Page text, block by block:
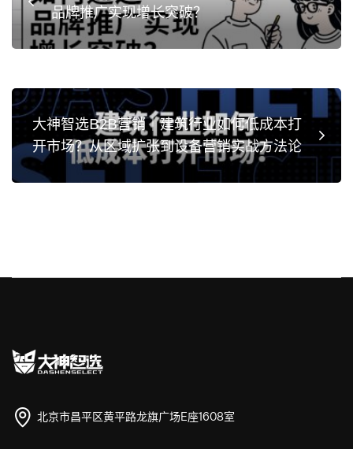
品牌推广实现增长突破？
大神智选B2B营销｜建筑行业如何低成本打
开市场？从区域扩张到设备营销实战方法论
北京市昌平区黄平路龙旗广场E座1608室